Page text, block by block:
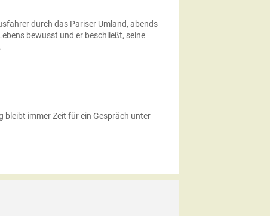
durch das Pariser Umland, abends
bewusst und er beschließt, seine
bleibt immer Zeit für ein Gespräch unter